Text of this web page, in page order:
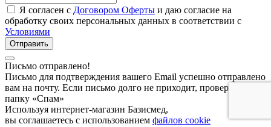
Я согласен с Договором Оферты и даю согласие на
обработку своих персональных данных в соответствии с
Условиями
Отправить
Письмо отправлено!
Письмо для подтверждения вашего Email успешно отправлено
вам на почту. Если письмо долго не приходит, проверьте
папку «Спам»
Используя интернет-магазин Базисмед,
вы соглашаетесь с использованием файлов cookie